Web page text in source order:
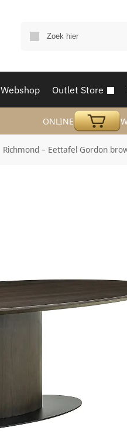
Webshop Outlet Store
ONLINE
Richmond – Eettafel Gordon